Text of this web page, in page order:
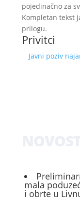
pojedinačno za
Kompletan tekst
prilogu.
Privitci
Javni poziv
mala
i obrte u